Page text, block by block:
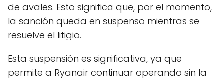
de avales. Esto significa que, por el momento,
la sanción queda en suspenso mientras se
resuelve el litigio.
Esta suspensión es significativa, ya que
permite a Ryanair continuar operando sin la